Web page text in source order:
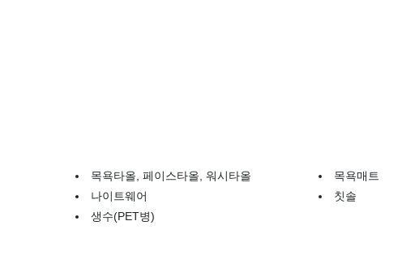
목욕타올, 페이스타올, 워시타올 목욕매트
나이트웨어
칫솔
생수(PET병)